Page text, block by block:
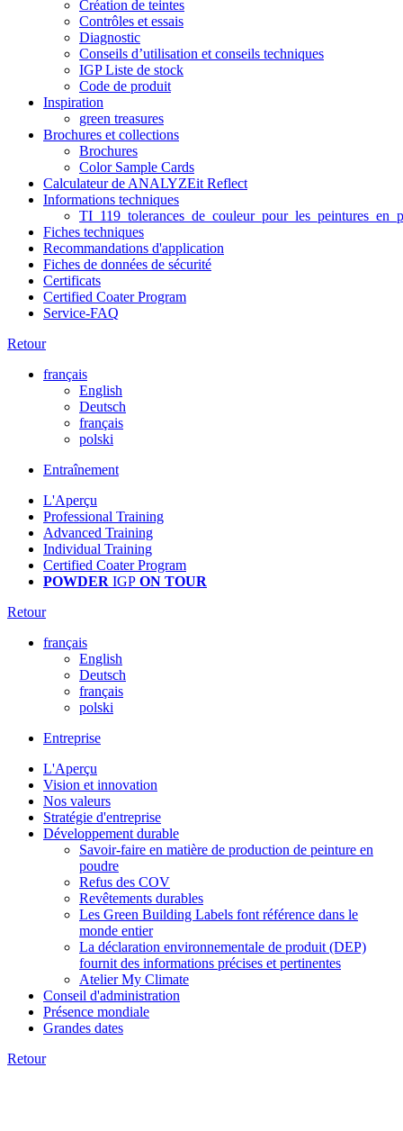
Création de teintes
Contrôles et essais
Diagnostic
Conseils d’utilisation et conseils techniques
IGP Liste de stock
Code de produit
Inspiration
green treasures
Brochures et collections
Brochures
Color Sample Cards
Calculateur de ANALYZEit Reflect
Informations techniques
Fiches techniques
Recommandations d'application
Fiches de données de sécurité
Certificats
Certified Coater Program
Service-FAQ
Retour
français
English
Deutsch
français
polski
Entraînement
L'Aperçu
Professional Training
Advanced Training
Individual Training
Certified Coater Program
POWDER IGP ON TOUR
Retour
français
English
Deutsch
français
polski
Entreprise
L'Aperçu
Vision et innovation
Nos valeurs
Stratégie d'entreprise
Développement durable
Savoir-faire en matière de production de peinture en
poudre
Refus des COV
Revêtements durables
Les Green Building Labels font référence dans le
monde entier
La déclaration environnementale de produit (DEP)
fournit des informations précises et pertinentes
Atelier My Climate
Conseil d'administration
Présence mondiale
Grandes dates
Retour